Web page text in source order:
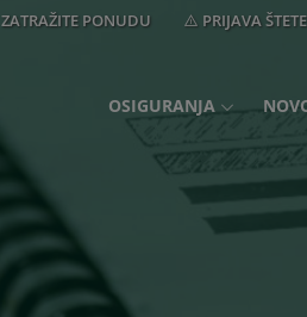
ZATRAŽITE PONUDU PRIJAVA ŠTETE
OSIGURANJA